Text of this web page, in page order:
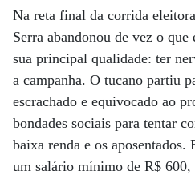
Na reta final da corrida
Serra abandonou de vez o
sua principal qualidade: ter
a campanha. O tucano partiu
escrachado e equivocado ao
bondades sociais para tentar
baixa renda e os
um salário mínimo de R$